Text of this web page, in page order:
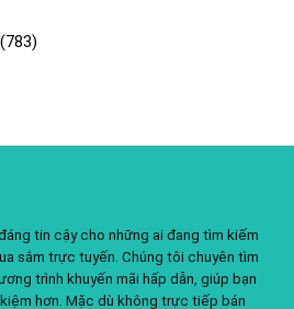
(783)
tin cậy cho những ai đang tìm kiếm
sắm trực tuyến. Chúng tôi chuyên tìm
trình khuyến mãi hấp dẫn, giúp bạn
hơn. Mặc dù không trực tiếp bán